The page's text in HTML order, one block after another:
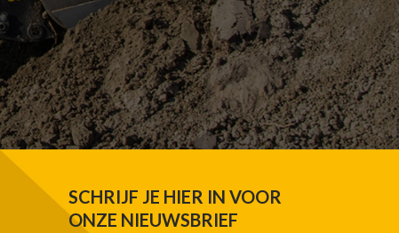
SCHRIJF JE HIER IN VOOR
ONZE NIEUWSBRIEF